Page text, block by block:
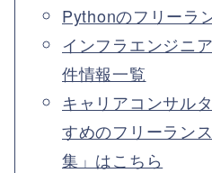
Pythonのフリーラ
インフラエンジニ
件情報一覧
キャリアコンサル
すめのフリーラン
集」はこちら